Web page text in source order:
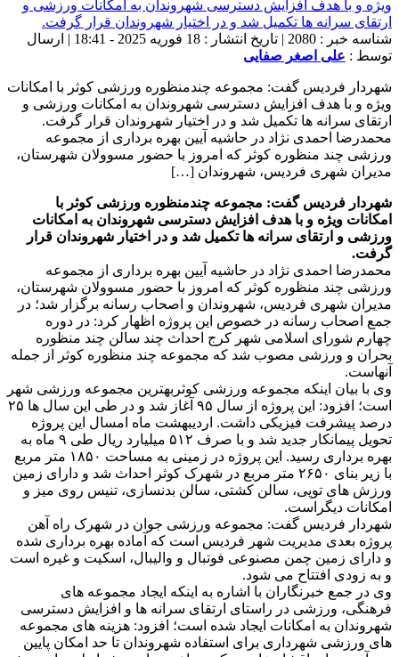
شناسه خبر : 2080 | تاریخ انتشار : 18 فوریه 2025 - 18:41 | ارسال
توسط : علی اصغر صفایی
شهردار فردیس گفت: مجموعه چندمنظوره ورزشی کوثر با امکانات
ویژه و با هدف افزایش دسترسی شهروندان به امکانات ورزشی و
ارتقای سرانه ها تکمیل شد و در اختیار شهروندان قرار گرفت.
محمدرضا احمدی نژاد در حاشیه آیین بهره برداری از مجموعه
ورزشی چند منظوره کوثر که امروز با حضور مسوولان شهرستان،
مدیران شهری فردیس، شهروندان […]
شهردار فردیس گفت: مجموعه چندمنظوره ورزشی کوثر با
امکانات ویژه و با هدف افزایش دسترسی شهروندان به امکانات
ورزشی و ارتقای سرانه ها تکمیل شد و در اختیار شهروندان قرار
گرفت.
محمدرضا احمدی نژاد در حاشیه آیین بهره برداری از مجموعه
ورزشی چند منظوره کوثر که امروز با حضور مسوولان شهرستان،
مدیران شهری فردیس، شهروندان و اصحاب رسانه برگزار شد؛ در
جمع اصحاب رسانه در خصوص این پروژه اظهار کرد: در دوره
چهارم شورای اسلامی شهر کرج احداث چند سالن چند منظوره
بحران و ورزشی مصوب شد که مجموعه چند منظوره کوثر از جمله
آنهاست.
وی با بیان اینکه مجموعه ورزشی کوثربهترین مجموعه ورزشی شهر
است؛ افزود: این پروژه از سال ۹۵ آغاز شد و در طی این سال ها ۲۵
درصد پیشرفت فیزیکی داشت. اردیبهشت ماه امسال این پروژه
تحویل پیمانکار جدید شد و با صرف ۵۱۲ میلیارد ریال طی ۹ ماه به
بهره برداری رسید. این پروژه در زمینی به مساحت ۱۸۵۰ متر مربع
با زیر بنای ۲۶۵۰ متر مربع در شهرک کوثر احداث شد و دارای زمین
ورزش های توپی، سالن کشتی، سالن بدنسازی، تنیس روی میز و
امکانات دیگراست.
شهردار فردیس گفت: مجموعه ورزشی جوان در شهرک راه آهن
پروژه بعدی مدیریت شهر فردیس است که آماده بهره برداری شده
و دارای زمین چمن مصنوعی فوتبال و والیبال، اسکیت و غیره است
و به زودی افتتاح می شود.
وی در جمع خبرنگاران با اشاره به اینکه ایجاد مجموعه های
فرهنگی، ورزشی در راستای ارتقای سرانه ها و افزایش دسترسی
شهروندان به امکانات ایجاد شده است؛ افزود: هزینه های مجموعه
های ورزشی شهرداری برای استفاده شهروندان تا حد امکان پایین